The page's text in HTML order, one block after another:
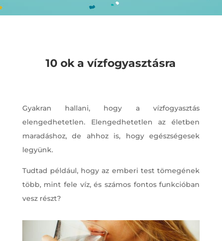
10 ok a vízfogyasztásra
Gyakran hallani, hogy a vízfogyasztás
elengedhetetlen. Elengedhetetlen az életben
maradáshoz, de ahhoz is, hogy egészségesek
legyünk.
Tudtad például, hogy az emberi test tömegének
több, mint fele víz, és számos fontos funkcióban
vesz részt?